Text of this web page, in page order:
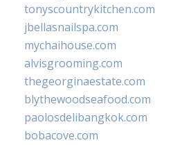
tonyscountrykitchen.com
jbellasnailspa.com
mychaihouse.com
alvisgrooming.com
thegeorginaestate.com
blythewoodseafood.com
paolosdelibangkok.com
bobacove.com